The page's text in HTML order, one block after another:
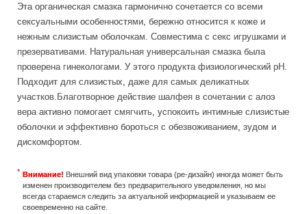
Эта органическая смазка гармонично сочетается со всеми
сексуальными особенностями, бережно относится к коже и
нежным слизистым оболочкам. Совместима с секс игрушками и
презервативами. Натуральная универсальная смазка была
проверена гинекологами. У этого продукта физиологический pH.
Подходит для слизистых, даже для самых деликатных
участков.Благотворное действие шалфея в сочетании с алоэ
вера активно помогает смягчить, успокоить интимные слизистые
оболочки и эффективно бороться с обезвоживанием, зудом и
дискомфортом.
Внимание! Внешний вид упаковки товара (ре-дизайн) иногда может быть
изменен производителем без предварительного уведомления, но мы
всегда стараемся следить за актуальной информацией и указываем ее
своевременно на сайте.